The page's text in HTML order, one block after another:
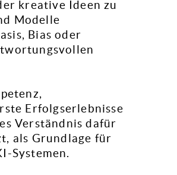
kreative Ideen zu
Modelle
Bias oder
Erfolgserlebnisse
Verständnis dafür
als Grundlage für
Systemen.